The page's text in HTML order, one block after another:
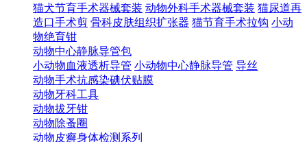
猫犬节育手术器械套装 动物外科手术器械套装 猫尿道再
造口手术剪 骨科皮肤组织扩张器 猫节育手术拉钩 小动
物绝育钳
动物中心静脉导管包
小动物血液透析导管 小动物中心静脉导管 导丝
动物手术抗感染碘伏贴膜
动物牙科工具
动物拔牙钳
动物除蚤圈
动物皮癣身体检测系列